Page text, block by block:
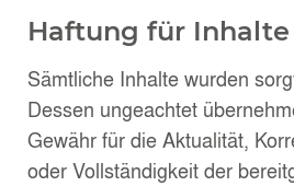
Haftung für Inhalte
Sämtliche Inhalte wurden
Dessen ungeachtet
Gewähr für die Aktualität,
oder Vollständigkeit der